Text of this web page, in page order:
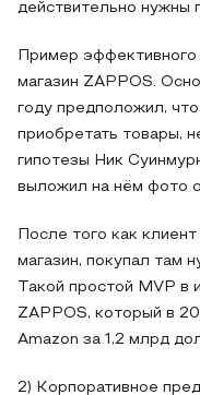
действительно нужны
Пример
магазин ZAPPOS.
году предположил,
приобретать товары,
гипотезы Ник
выложил на нём фото
После того как
магазин, покупал там
Такой простой MVP в
ZAPPOS, который в
Amazon за 1,2 млрд
2) Корпоративное